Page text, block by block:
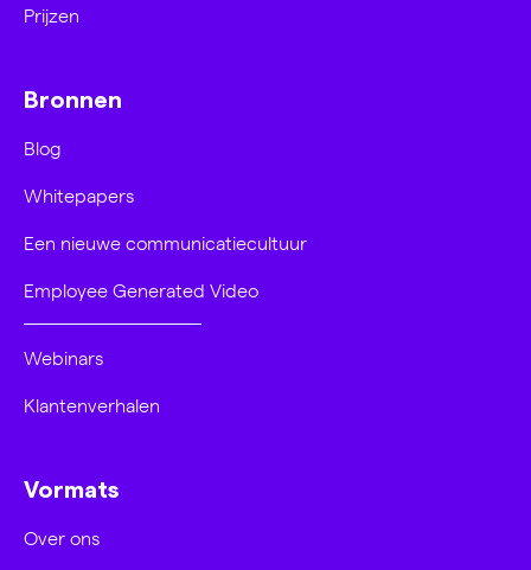
Prijzen
Bronnen
Blog
Whitepapers
Een nieuwe communicatiecultuur
Employee Generated Video
Webinars
Klantenverhalen
Vormats
Over ons